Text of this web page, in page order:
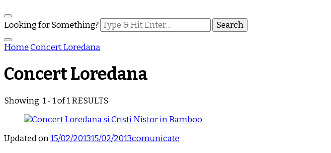
Looking for Something?
HomeConcert Loredana
Concert Loredana
Showing: 1 - 1 of 1 RESULTS
Updated on15/02/201315/02/2013comunicate